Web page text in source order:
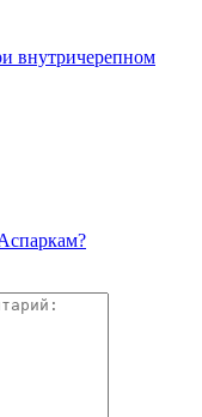
внутричерепном